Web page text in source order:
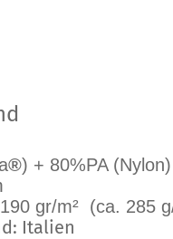
®) + 80%PA (Nylon)
gr/m² (ca. 285
Italien